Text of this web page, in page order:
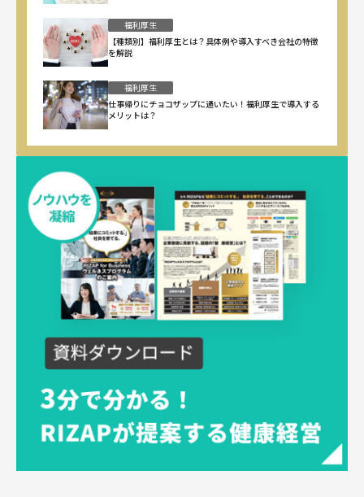
福利厚生
【種類別】福利厚生とは？具体例や導入すべき会社の特徴
を解説
福利厚生
仕事帰りにチョコザップに通いたい！福利厚生で導入する
メリットは？